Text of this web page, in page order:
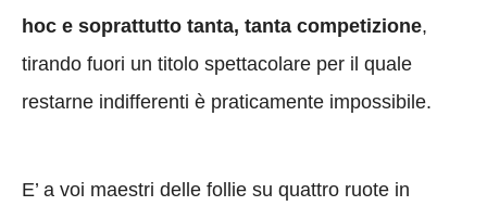
hoc e soprattutto tanta, tanta competizione,
tirando fuori un titolo spettacolare per il quale
restarne indifferenti è praticamente impossibile.
E’ a voi maestri delle follie su quattro ruote in